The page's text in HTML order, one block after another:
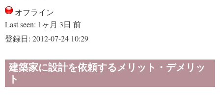
オフライン
Last seen: 1ヶ月 3日 前
登録日: 2012-07-24 10:29
建築家に設計を依頼するメリット・デメリッ
ト